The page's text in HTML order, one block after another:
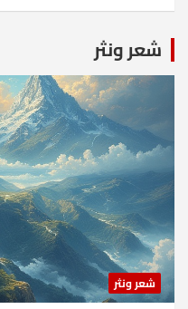
شعر ونثر
شعر ونثر